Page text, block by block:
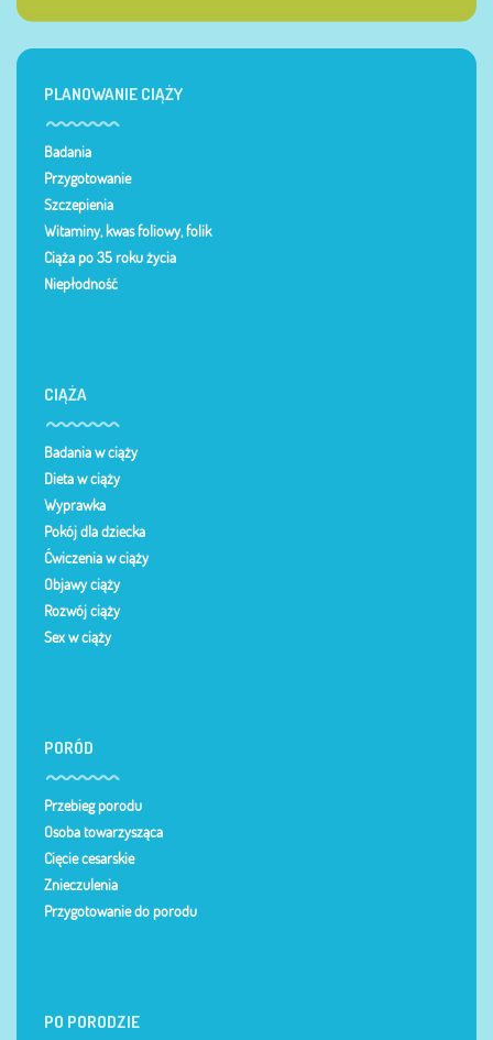
PLANOWANIE CIĄŻY
Badania
Przygotowanie
Szczepienia
Witaminy, kwas foliowy, folik
Ciąża po 35 roku życia
Niepłodność
CIĄŻA
Badania w ciąży
Dieta w ciąży
Wyprawka
Pokój dla dziecka
Ćwiczenia w ciąży
Objawy ciąży
Rozwój ciąży
Sex w ciąży
PORÓD
Przebieg porodu
Osoba towarzysząca
Cięcie cesarskie
Znieczulenia
Przygotowanie do porodu
PO PORODZIE